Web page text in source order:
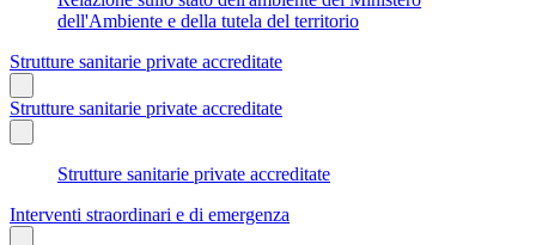
dell'Ambiente e della tutela del territorio
Strutture sanitarie private accreditate
Strutture sanitarie private accreditate
Strutture sanitarie private accreditate
Interventi straordinari e di emergenza